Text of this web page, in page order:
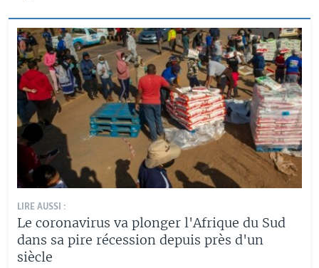
LIRE AUSSI :
Le coronavirus va plonger l'Afrique du Sud
dans sa pire récession depuis près d'un
siècle